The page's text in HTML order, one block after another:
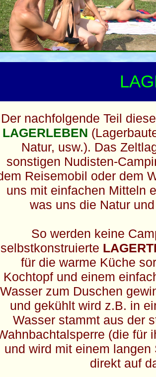
Der nachfolgende Teil
LAGERLEBEN
Natur, usw.). Das
sonstigen Nudisten-
Reisemobil oder dem
uns mit einfachen Mitteln
was uns die Natur
So werden keine
selbstkonstruierte
für die warme Küche
Kochtopf und einem
Wasser zum Duschen
und gekühlt wird z.B. in
Wasser stammt aus der
(die für
und wird mit einem
direkt auf